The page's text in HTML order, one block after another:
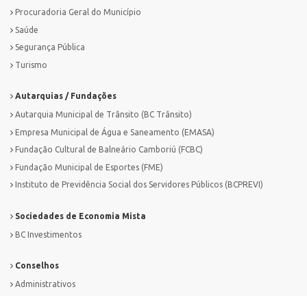
Procuradoria Geral do Município
Saúde
Segurança Pública
Turismo
Autarquias / Fundações
Autarquia Municipal de Trânsito (BC Trânsito)
Empresa Municipal de Água e Saneamento (EMASA)
Fundação Cultural de Balneário Camboriú (FCBC)
Fundação Municipal de Esportes (FME)
Instituto de Previdência Social dos Servidores Públicos (BCPREVI)
Sociedades de Economia Mista
BC Investimentos
Conselhos
Administrativos